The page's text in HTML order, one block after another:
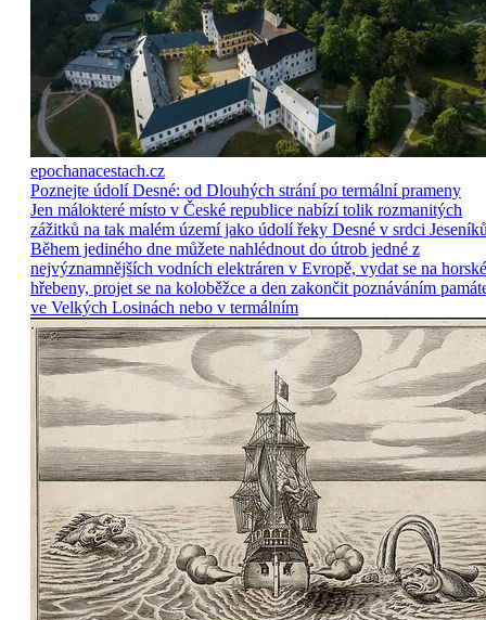
epochanacestach.cz
Poznejte údolí Desné: od Dlouhých strání po termální prameny
Jen málokteré místo v České republice nabízí tolik rozmanitých
zážitků na tak malém území jako údolí řeky Desné v srdci
Během jediného dne můžete nahlédnout do útrob jedné z
nejvýznamnějších vodních elektráren v Evropě, vydat se na horské
hřebeny, projet se na koloběžce a den zakončit poznáváním
ve Velkých Losinách nebo v termálním